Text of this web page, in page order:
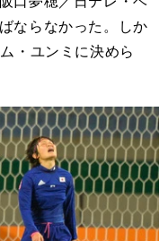
ならなかった。しか
・ユンミに決めら